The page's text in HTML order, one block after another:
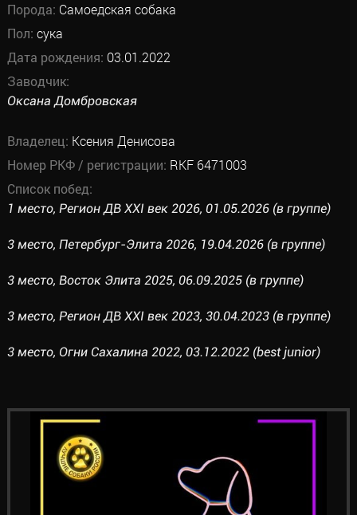
Порода: Самоедская собака
Пол: сука
Дата рождения: 03.01.2022
Заводчик:
Оксана Домбровская
Владелец: Ксения Денисова
Номер РКФ / регистрации: RKF 6471003
Список побед:
1 место, Регион ДВ XXI век 2026, 01.05.2026 (в группе)
3 место, Петербург-Элита 2026, 19.04.2026 (в группе)
3 место, Восток Элита 2025, 06.09.2025 (в группе)
3 место, Регион ДВ XXI век 2023, 30.04.2023 (в группе)
3 место, Огни Сахалина 2022, 03.12.2022 (best junior)